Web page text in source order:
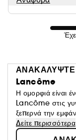
Lancôme
Η ομορφιά είναι
Lancôme στις
ξεπερνά την
επιφάνεια, μια
αντανάκλαση μιας
Δείτε περισσότερα